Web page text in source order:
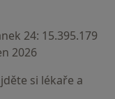
24: 15.395.179
2026
si lékaře a